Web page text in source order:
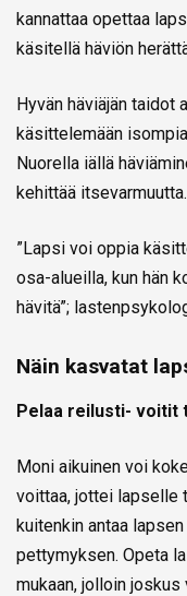
kannattaa opettaa
käsitellä häviön
Hyvän häviäjän taidot
käsittelemään
Nuorella iällä
kehittää itsevarmuutta.
”Lapsi voi oppia
osa-alueilla, kun hän
hävitä”;
Näin kasvatat
Pelaa reilusti- voitit
Moni aikuinen voi
voittaa, jottei lapselle
kuitenkin antaa
pettymyksen. Opeta
mukaan, jolloin